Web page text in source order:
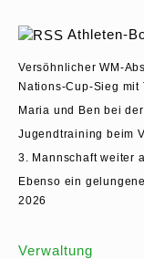
Athleten-
Versöhnlicher
Nations‑Cup‑Sieg
Maria und Ben bei der
Jugendtraining beim
3. Mannschaft weiter
Ebenso ein
2026
Verwaltung